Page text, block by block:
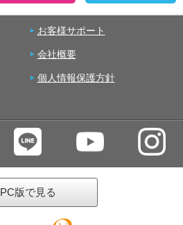
お客様サポート
会社概要
個人情報保護方針
PC版で見る